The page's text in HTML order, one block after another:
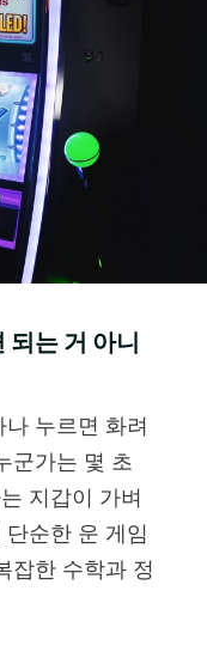
되는 거 아니
누르면 화려
군가는 몇 초
지갑이 가벼
순한 운 게임
잡한 수학과 정